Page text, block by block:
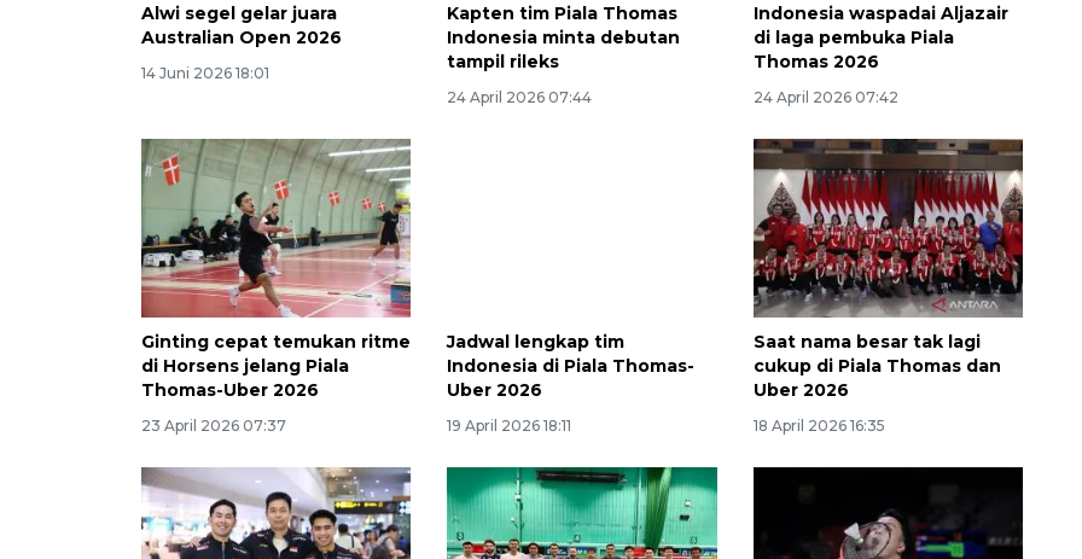
Alwi segel gelar juara
Australian Open 2026
14 Juni 2026 18:01
Kapten tim Piala Thomas
Indonesia minta debutan
tampil rileks
24 April 2026 07:44
Indonesia waspadai Aljazair
di laga pembuka Piala
Thomas 2026
24 April 2026 07:42
Ginting cepat temukan ritme
di Horsens jelang Piala
Thomas-Uber 2026
23 April 2026 07:37
Jadwal lengkap tim
Indonesia di Piala Thomas-
Uber 2026
19 April 2026 18:11
Saat nama besar tak lagi
cukup di Piala Thomas dan
Uber 2026
18 April 2026 16:35
Ekspedisi Rupiah Berdaulat
2026 sambangi Papua